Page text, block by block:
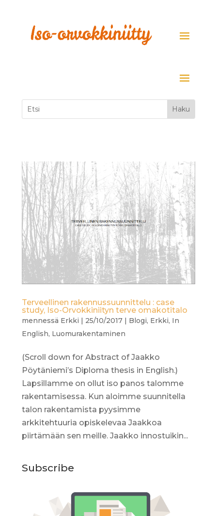
Terveellinen rakennussuunnittelu : case
study, Iso-Orvokkiniityn terve omakotitalo
mennessä Erkki | 25/10/2017| Blogi, Erkki, In
English, Luomurakentaminen
(Scroll down for Abstract of Jaakko
Pöytäniemi’s Diploma thesis in English.)
Lapsillamme on ollut iso panos talomme
rakentamisessa. Kun aloimme suunnitella
talon rakentamista pyysimme
arkkitehtuuria opiskelevaa Jaakkoa
piirtämään sen meille. Jaakko innostuikin...
Subscribe